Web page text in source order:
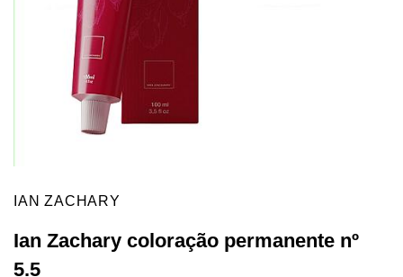
IAN ZACHARY
Ian Zachary coloração permanente nº
5.5